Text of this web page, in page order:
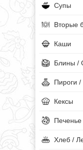
Супы
Вторые
Каши
Блины /
Пироги
Кексы
Печенье
Хлеб /